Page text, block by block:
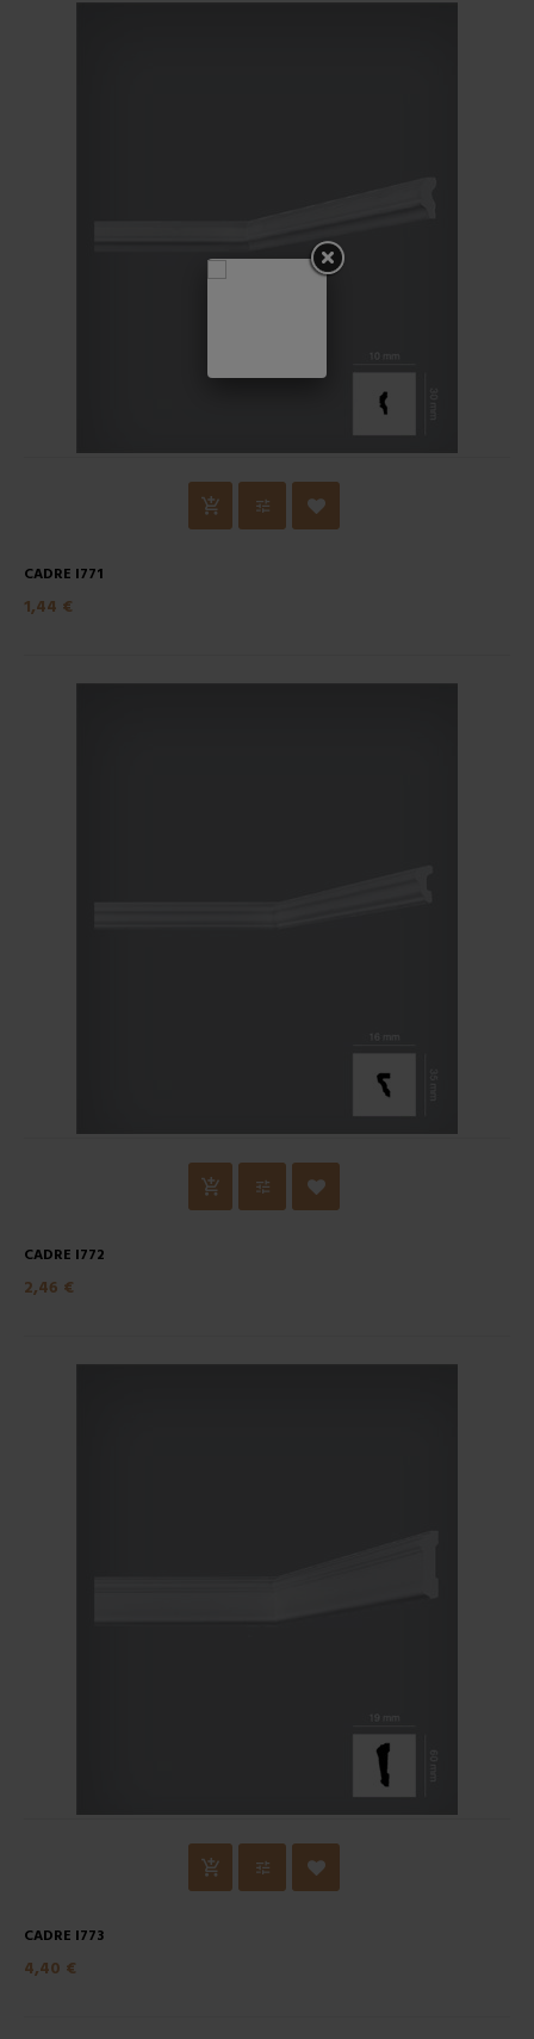
CADRE I771
1,44 €
CADRE I772
2,46 €
CADRE I773
4,40 €